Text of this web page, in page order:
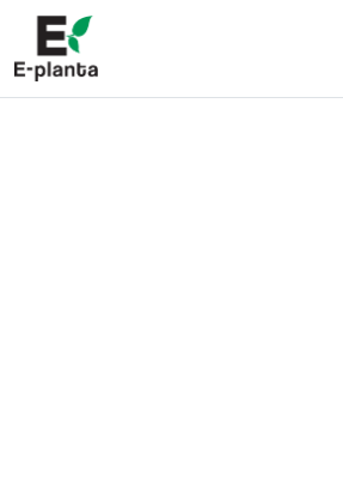
HUVUDNAVIGERING